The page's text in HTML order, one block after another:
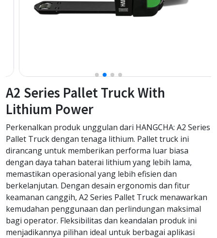
A2 Series Pallet Truck With
Lithium Power
Perkenalkan produk unggulan dari HANGCHA: A2 Series
Pallet Truck dengan tenaga lithium. Pallet truck ini
dirancang untuk memberikan performa luar biasa
dengan daya tahan baterai lithium yang lebih lama,
memastikan operasional yang lebih efisien dan
berkelanjutan. Dengan desain ergonomis dan fitur
keamanan canggih, A2 Series Pallet Truck menawarkan
kemudahan penggunaan dan perlindungan maksimal
bagi operator. Fleksibilitas dan keandalan produk ini
menjadikannya pilihan ideal untuk berbagai aplikasi